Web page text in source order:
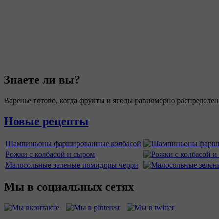
Знаете ли вы?
Варенье готово, когда фрукты и ягоды равномерно
Новые рецепты
Шампиньоны фаршированные колбасой
Рожки с колбасой и сыром
Малосольные зеленые помидоры черри
Мы в социальных сетях